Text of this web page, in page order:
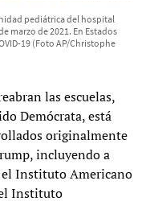
pediátrica del hospital
marzo de 2021. En Estados
19 (Foto AP/Christophe
las escuelas,
Demócrata, está
originalmente
incluyendo a
Instituto Americano
Instituto